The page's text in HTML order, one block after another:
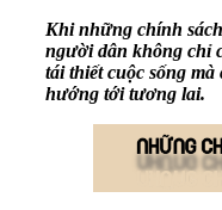
Khi những chính
người dân không chỉ
tái thiết cuộc sống
hướng tới tương lai.